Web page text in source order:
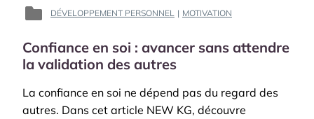
COMMENT
PEUVENT
TE
ON
POSTED
:
DÉVELOPPEMENT PERSONNEL | MOTIVATION
Confiance en soi : avancer sans attendre
la validation des autres
La confiance en soi ne dépend pas du regard des
autres. Dans cet article NEW KG, découvre